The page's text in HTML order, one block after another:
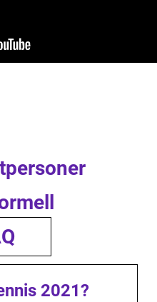
2021?